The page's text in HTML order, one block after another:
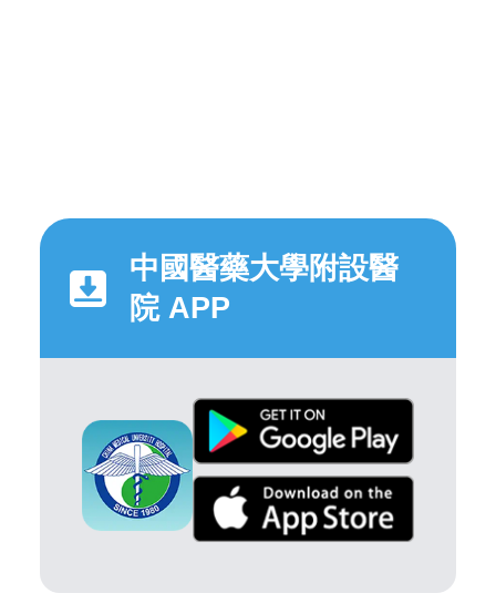
中國醫藥大學附設醫
院 APP